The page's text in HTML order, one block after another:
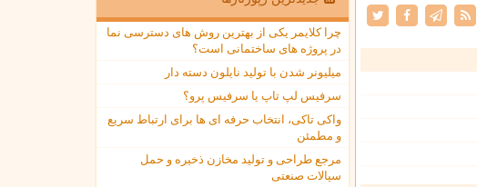
چرا کلایمر یکی از بهترین روش های دسترسی نما
در پروژه های ساختمانی است؟
میلیونر شدن با تولید نایلون دسته دار
سرفیس لپ تاپ یا سرفیس پرو؟
واکی تاکی، انتخاب حرفه ای ها برای ارتباط سریع
و مطمئن
مرجع طراحی و تولید مخازن ذخیره و حمل
سیالات صنعتی